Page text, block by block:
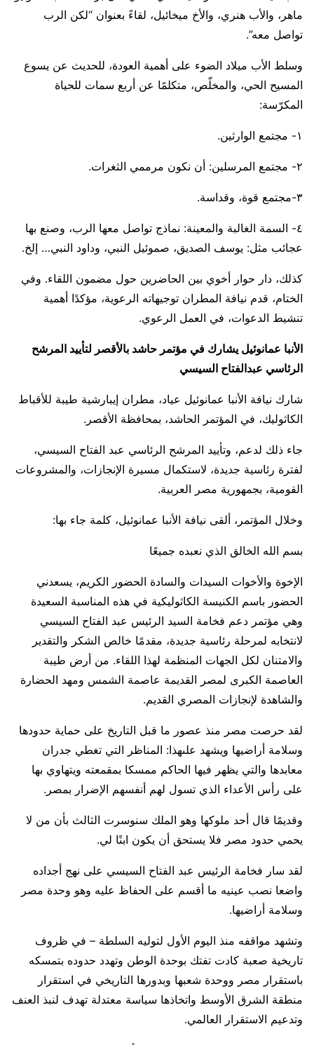
ماهر، والأب هنري، والأخ ميخائيل، لقاءً بعنوان “لكن الرب
تواصل معه”.
وسلط الأب ميلاد الضوء على أهمية العودة، للحديث عن يسوع
المسيح الحي، والمخلّص، متكلمًا عن أربع سمات للحياة
المكرّسة:
١- مجتمع الوارثين.
٢- مجتمع المرسلين: أن نكون مرممي الثغرات.
٣-مجتمع قوة، وقداسة.
٤- السمة الغالبة والمعينة: نماذج تواصل معها الرب، وصنع بها
عجائب مثل: يوسف الصديق، صموئيل النبي، وداود النبي… إلخ.
كذلك، دار حوار أخوي بين الحاضرين حول مضمون اللقاء. وفي
الختام، قدم نيافة المطران توجيهاته الرعوية، مؤكدًا أهمية
تنشيط الدعوات، في العمل الرعوي.
الأنبا عمانوئيل يشارك في مؤتمر حاشد بالأقصر لتأييد المرشح
الرئاسي عبدالفتاح السيسي
شارك نيافة الأنبا عمانوئيل عياد، مطران إيبارشية طيبة للأقباط
الكاثوليك، في المؤتمر الحاشد، بمحافظة الأقصر.
جاء ذلك لدعم، وتأييد المرشح الرئاسي عبد الفتاح السيسي،
لفترة رئاسية جديدة، لاستكمال مسيرة الإنجازات، والمشروعات
القومية، بجمهورية مصر العربية.
وخلال المؤتمر، ألقى نيافة الأنبا عمانوئيل، كلمة جاء بها:
بسم الله الخالق الذي نعبده جميعًا
الإخوة والأخوات السيدات والسادة الحضور الكريم، يسعدني
الحضور باسم الكنيسة الكاثوليكية في هذه المناسبة السعيدة
وهي مؤتمر دعم فخامة السيد الرئيس عبد الفتاح السيسي
لانتخابه لمرحلة رئاسية جديدة، مقدمًا خالص الشكر والتقدير
والامتنان لكل الجهات المنظمة لهذا اللقاء. من أرض طيبة
العاصمة الكبرى لمصر القديمة عاصمة الشمس ومهد الحضارة
والشاهدة لإنجازات المصري القديم.
لقد حرصت مصر منذ عصور ما قبل التاريخ على حماية حدودها
وسلامة أراضيها ويشهد علىهذا: المناظر التي تغطي جدران
معابدها والتي يظهر فيها الحاكم ممسكا بمقمعته ويتهاوي بها
على رأس الأعداء الذي تسول لهم أنفسهم الإضرار بمصر.
وقديمًا قال أحد ملوكها وهو الملك سنوسرت الثالث بأن من لا
يحمي حدود مصر فلا يستحق أن يكون ابنًا لي.
لقد سار فخامة الرئيس عبد الفتاح السيسي على نهج أجداده
واضعا نصب عينيه ما أقسم على الحفاظ عليه وهو وحدة مصر
وسلامة أراضيها.
وتشهد مواقفه منذ اليوم الأول لتوليه السلطة – في ظروف
تاريخية صعبة كادت تفتك بوحدة الوطن وتهدد حدوده بتمسكه
باستقرار مصر ووحدة شعبها وبدورها التاريخي في استقرار
منطقة الشرق الأوسط واتخاذها سياسة معتدلة تهدف لنبذ العنف
وتدعيم الاستقرار العالمي.